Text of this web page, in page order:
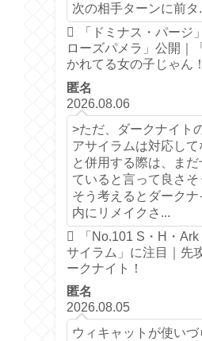
次の相手ターンに前タ
「ドミナス・パージ
ローズパメラ」公開｜
かれてる女の子じゃん！
匿名
2026.08.06
>ただ、ダークナイト
アサイラムは対応し
と併用する際は、ま
ていると言って良さそ
そう考えるとダーク
内にリメイクさ...
「No.101 S・H・
サイラム」に注目｜先
ークナイト！
匿名
2026.08.05
ウィキャットが使い